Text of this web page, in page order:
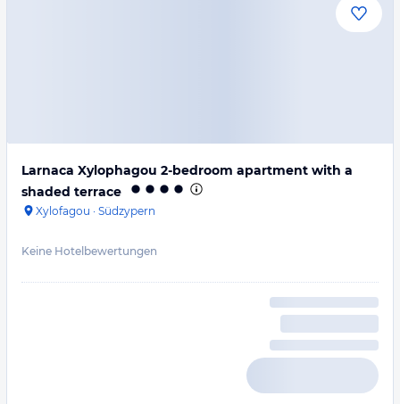
Larnaca Xylophagou 2-bedroom apartment with a
shaded terrace
Xylofagou · Südzypern
Keine Hotelbewertungen